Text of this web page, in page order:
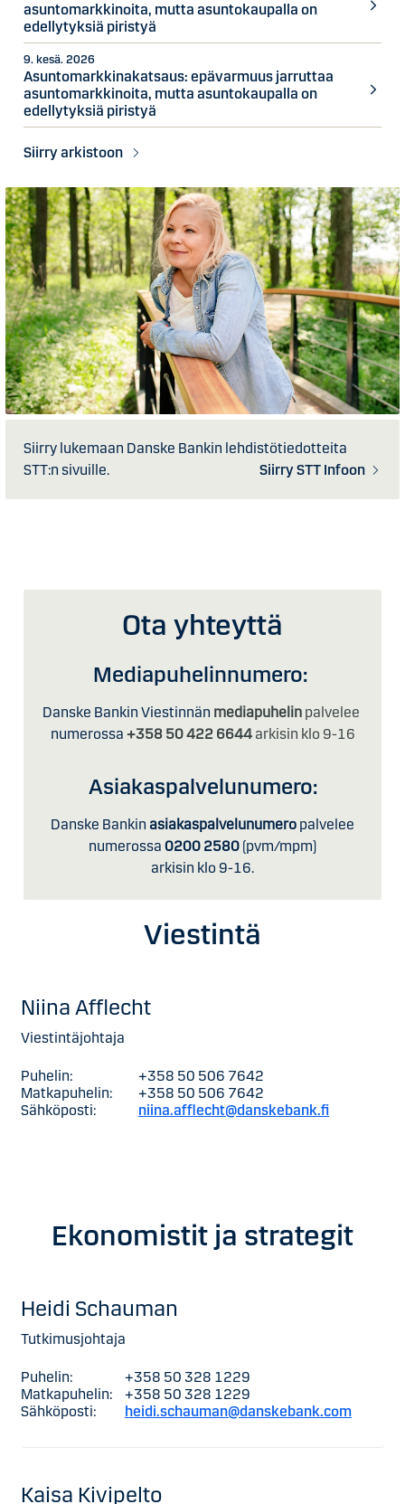
asuntomarkkinoita, mutta asuntokaupalla on
edellytyksiä piristyä
9. kesä. 2026
Asuntomarkkinakatsaus: epävarmuus jarruttaa
asuntomarkkinoita, mutta asuntokaupalla on
edellytyksiä piristyä
Siirry arkistoon
Siirry lukemaan Danske Bankin lehdistötiedotteita
STT:n sivuille.
Siirry STT Infoon
Ota yhteyttä
Mediapuhelinnumero:
Danske Bankin Viestinnän mediapuhelin palvelee
numerossa +358 50 422 6644arkisin klo 9-16
Asiakaspalvelunumero:
Danske Bankin asiakaspalvelunumero palvelee
numerossa 0200 2580 (pvm/mpm)
arkisin klo 9-16.
Viestintä
Niina Afflecht
Viestintäjohtaja
Puhelin:
+358 50 506 7642
Matkapuhelin:
+358 50 506 7642
Sähköposti:
niina.afflecht@danskebank.fi
Ekonomistit ja strategit
Heidi Schauman
Tutkimusjohtaja
Puhelin:
+358 50 328 1229
Matkapuhelin:
+358 50 328 1229
Sähköposti:
heidi.schauman@danskebank.com
Kaisa Kivipelto